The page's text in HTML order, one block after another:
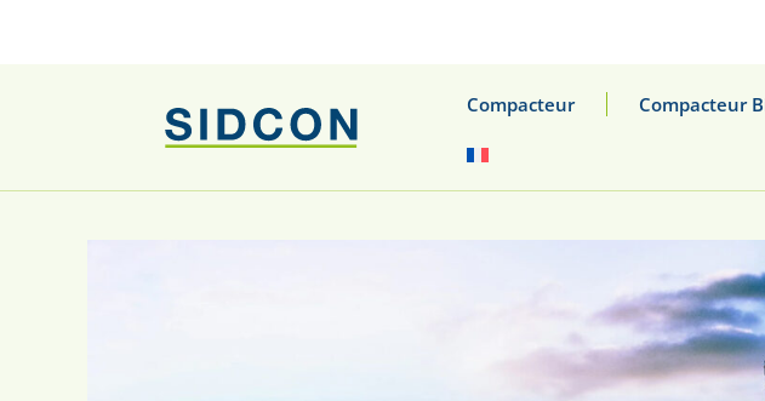
Compacteur Compacteur